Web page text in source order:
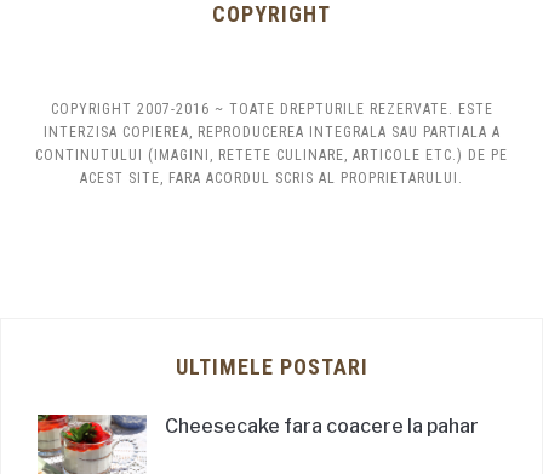
COPYRIGHT
COPYRIGHT 2007-2016 ~ TOATE DREPTURILE REZERVATE. ESTE
INTERZISA COPIEREA, REPRODUCEREA INTEGRALA SAU PARTIALA A
CONTINUTULUI (IMAGINI, RETETE CULINARE, ARTICOLE ETC.) DE PE
ACEST SITE, FARA ACORDUL SCRIS AL PROPRIETARULUI.
ULTIMELE POSTARI
Cheesecake fara coacere la pahar